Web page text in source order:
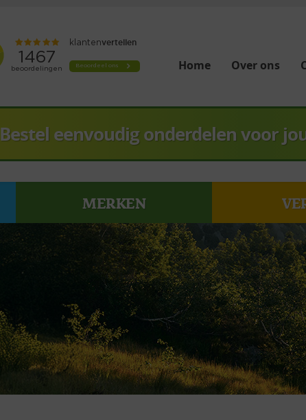
Home Over ons
Bestel eenvoudig onderdelen voor
MERKEN